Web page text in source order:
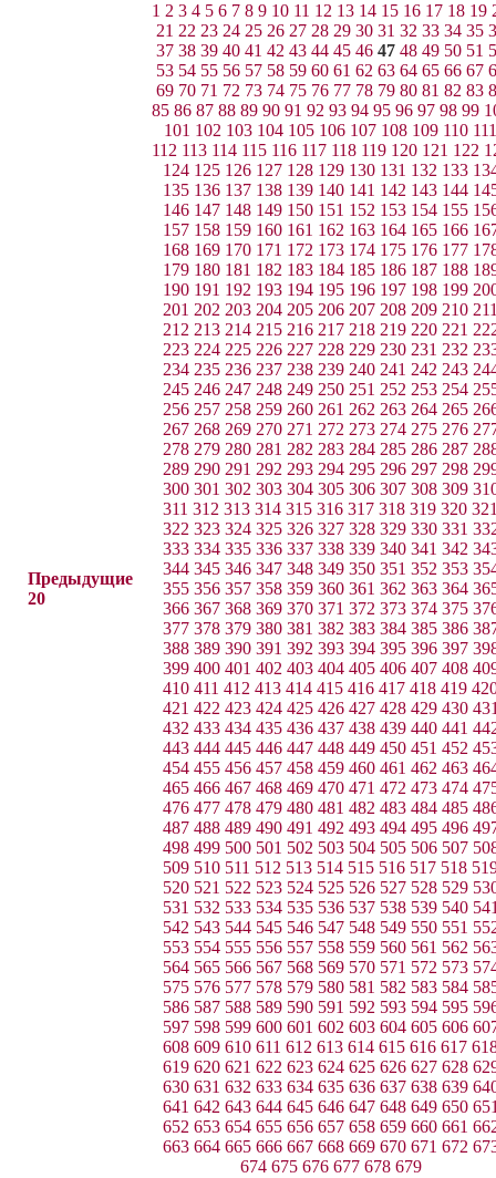
Предыдущие
20
1 2 3 4 5 6 7 8 9 10 11 12 13 14 15 16 17 18 19
21 22 23 24 25 26 27 28 29 30 31 32 33 34 35
37 38 39 40 41 42 43 44 45 46 47 48 49 50 51
53 54 55 56 57 58 59 60 61 62 63 64 65 66 67
69 70 71 72 73 74 75 76 77 78 79 80 81 82 83
85 86 87 88 89 90 91 92 93 94 95 96 97 98 99
101 102 103 104 105 106 107 108 109 110 111
112 113 114 115 116 117 118 119 120 121 122
124 125 126 127 128 129 130 131 132 133
135 136 137 138 139 140 141 142 143 144
146 147 148 149 150 151 152 153 154 155
157 158 159 160 161 162 163 164 165 166
168 169 170 171 172 173 174 175 176 177
179 180 181 182 183 184 185 186 187 188
190 191 192 193 194 195 196 197 198 199
201 202 203 204 205 206 207 208 209 210
212 213 214 215 216 217 218 219 220 221
223 224 225 226 227 228 229 230 231 232
234 235 236 237 238 239 240 241 242 243
245 246 247 248 249 250 251 252 253 254
256 257 258 259 260 261 262 263 264 265
267 268 269 270 271 272 273 274 275 276
278 279 280 281 282 283 284 285 286 287
289 290 291 292 293 294 295 296 297 298
300 301 302 303 304 305 306 307 308 309
311 312 313 314 315 316 317 318 319 320
322 323 324 325 326 327 328 329 330 331
333 334 335 336 337 338 339 340 341 342
344 345 346 347 348 349 350 351 352 353
355 356 357 358 359 360 361 362 363 364
366 367 368 369 370 371 372 373 374 375
377 378 379 380 381 382 383 384 385 386
388 389 390 391 392 393 394 395 396 397
399 400 401 402 403 404 405 406 407 408
410 411 412 413 414 415 416 417 418 419
421 422 423 424 425 426 427 428 429 430
432 433 434 435 436 437 438 439 440 441
443 444 445 446 447 448 449 450 451 452
454 455 456 457 458 459 460 461 462 463
465 466 467 468 469 470 471 472 473 474
476 477 478 479 480 481 482 483 484 485
487 488 489 490 491 492 493 494 495 496
498 499 500 501 502 503 504 505 506 507
509 510 511 512 513 514 515 516 517 518
520 521 522 523 524 525 526 527 528 529
531 532 533 534 535 536 537 538 539 540
542 543 544 545 546 547 548 549 550 551
553 554 555 556 557 558 559 560 561 562
564 565 566 567 568 569 570 571 572 573
575 576 577 578 579 580 581 582 583 584
586 587 588 589 590 591 592 593 594 595
597 598 599 600 601 602 603 604 605 606
608 609 610 611 612 613 614 615 616 617
619 620 621 622 623 624 625 626 627 628
630 631 632 633 634 635 636 637 638 639
641 642 643 644 645 646 647 648 649 650
652 653 654 655 656 657 658 659 660 661
663 664 665 666 667 668 669 670 671 672
674 675 676 677 678 679